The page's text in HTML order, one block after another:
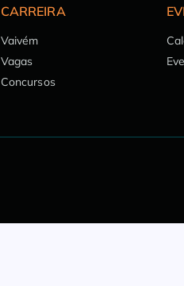
CARREIRA
Vaivém
Vagas
Concursos